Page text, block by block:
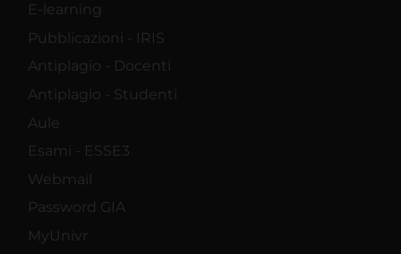
E-learning
Pubblicazioni - IRIS
Antiplagio - Docenti
Antiplagio - Studenti
Aule
Esami - ESSE3
Webmail
Password GIA
MyUnivr